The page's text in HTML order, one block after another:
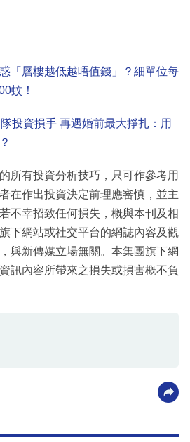
「層樓越低越唔值錢」？細單位每
蚊！
投資損手 再遇婚前最大掙扎：用
所有投資分析技巧，只可作參考用
在作出投資決定前理應審慎，並主
不幸招致任何損失，概與本刊及相
下網站或社交平台的網誌內容及觀
與新傳媒立場無關。本集團旗下網
訊內容所帶來之損失或損害概不負